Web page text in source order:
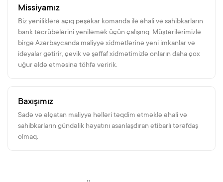
Missiyamız
Biz yeniliklərə açıq peşəkar komanda ilə əhali və sahibkarların
bank təcrübələrini yeniləmək üçün çalışırıq. Müştərilərimizlə
birgə Azərbaycanda maliyyə xidmətlərinə yeni imkanlar və
ideyalar gətirir, çevik və şəffaf xidmətimizlə onların daha çox
uğur əldə etməsinə töhfə veririk.
Baxışımız
Sadə və əlçatan maliyyə həlləri təqdim etməklə əhali və
sahibkarların gündəlik həyatını asanlaşdıran etibarlı tərəfdaş
olmaq.